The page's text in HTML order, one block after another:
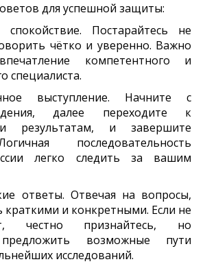
для успешной защиты:
Постарайтесь не
чётко и уверенно. Важно
компетентного и
специалиста.
выступление. Начните с
далее переходите к
результатам, и завершите
последовательность
легко следить за вашим
ответы. Отвечая на вопросы,
краткими и конкретными. Если не
честно признайтесь, но
предложить возможные пути
исследований.